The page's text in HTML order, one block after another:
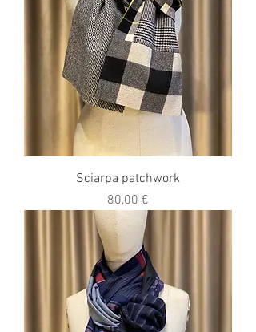
Sciarpa patchwork
Prezzo
80,00 €